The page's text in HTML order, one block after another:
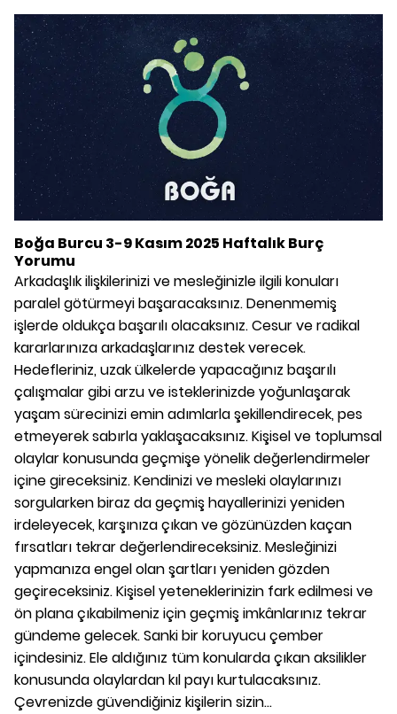
Boğa Burcu 3-9 Kasım 2025 Haftalık Burç
Yorumu
Arkadaşlık ilişkilerinizi ve mesleğinizle ilgili konuları
paralel götürmeyi başaracaksınız. Denenmemiş
işlerde oldukça başarılı olacaksınız. Cesur ve radikal
kararlarınıza arkadaşlarınız destek verecek.
Hedefleriniz, uzak ülkelerde yapacağınız başarılı
çalışmalar gibi arzu ve isteklerinizde yoğunlaşarak
yaşam sürecinizi emin adımlarla şekillendirecek, pes
etmeyerek sabırla yaklaşacaksınız. Kişisel ve toplumsal
olaylar konusunda geçmişe yönelik değerlendirmeler
içine gireceksiniz. Kendinizi ve mesleki olaylarınızı
sorgularken biraz da geçmiş hayallerinizi yeniden
irdeleyecek, karşınıza çıkan ve gözünüzden kaçan
fırsatları tekrar değerlendireceksiniz. Mesleğinizi
yapmanıza engel olan şartları yeniden gözden
geçireceksiniz. Kişisel yeteneklerinizin fark edilmesi ve
ön plana çıkabilmeniz için geçmiş imkânlarınız tekrar
gündeme gelecek. Sanki bir koruyucu çember
içindesiniz. Ele aldığınız tüm konularda çıkan aksilikler
konusunda olaylardan kıl payı kurtulacaksınız.
Çevrenizde güvendiğiniz kişilerin sizin...